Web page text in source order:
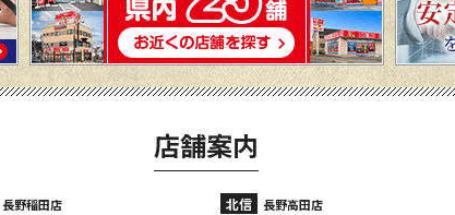
店舗案内
長野高田店 北信 長野駅前店